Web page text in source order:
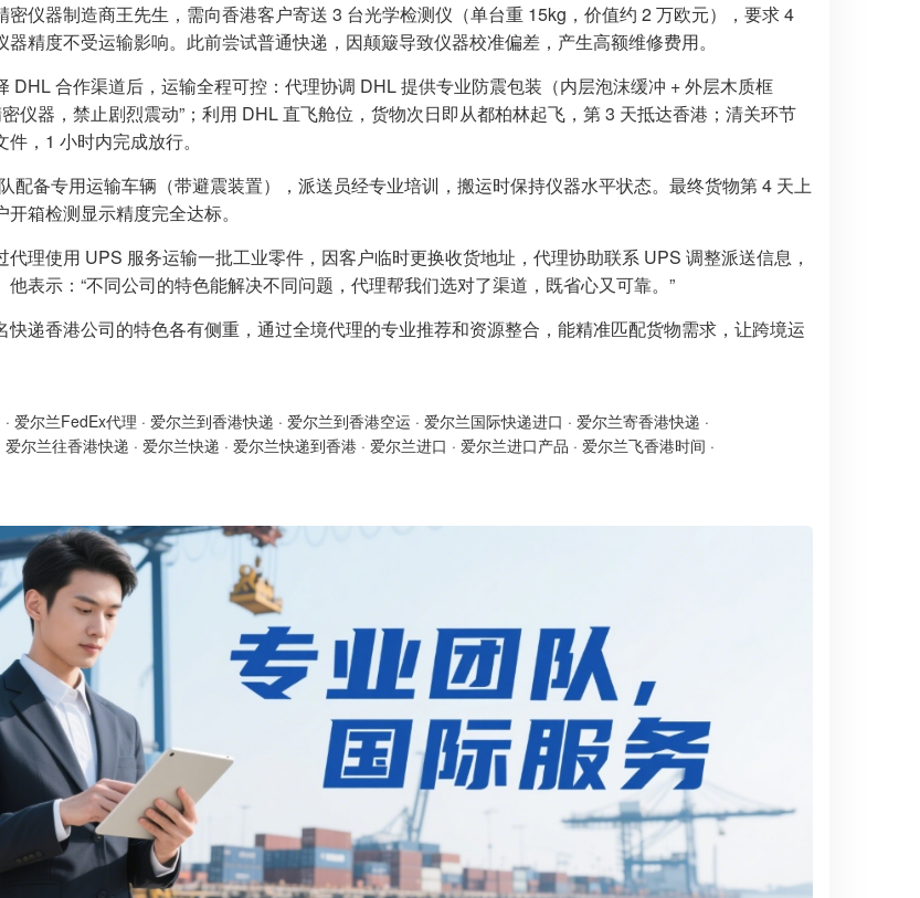
密仪器制造商王先生，需向香港客户寄送 3 台光学检测仪（单台重 15kg，价值约 2 万欧元），要求 4
器精度不受运输影响。此前尝试普通快递，因颠簸导致仪器校准偏差，产生高额维修费用。
DHL 合作渠道后，运输全程可控：代理协调 DHL 提供专业防震包装（内层泡沫缓冲 + 外层木质框
仪器，禁止剧烈震动”；利用 DHL 直飞舱位，货物次日即从都柏林起飞，第 3 天抵达香港；清关环节
，1 小时内完成放行。
配备专用运输车辆（带避震装置），派送员经专业培训，搬运时保持仪器水平状态。最终货物第 4 天上
箱检测显示精度完全达标。
代理使用 UPS 服务运输一批工业零件，因客户临时更换收货地址，代理协助联系 UPS 调整派送信息，
他表示：“不同公司的特色能解决不同问题，代理帮我们选对了渠道，既省心又可靠。”
快递香港公司的特色各有侧重，通过全境代理的专业推荐和资源整合，能精准匹配货物需求，让跨境运
· 爱尔兰FedEx代理 · 爱尔兰到香港快递 · 爱尔兰到香港空运 · 爱尔兰国际快递进口 · 爱尔兰寄香港快递 ·
爱尔兰往香港快递 · 爱尔兰快递 · 爱尔兰快递到香港 · 爱尔兰进口 · 爱尔兰进口产品 · 爱尔兰飞香港时间 ·